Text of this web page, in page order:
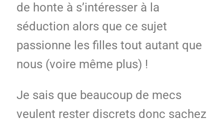
de honte à s’intéresser à la
séduction alors que ce sujet
passionne les filles tout autant que
nous (voire même plus) !
Je sais que beaucoup de mecs
veulent rester discrets donc sachez